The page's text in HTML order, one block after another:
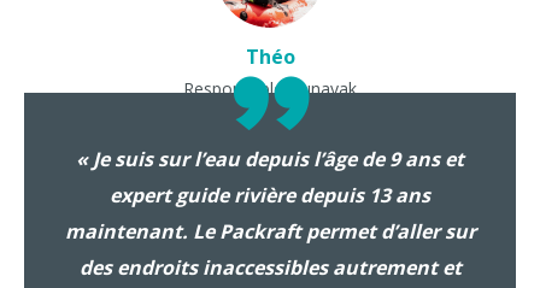
Théo
Responsable Nunayak
« Je suis sur l’eau depuis l’âge de 9 ans et
expert guide rivière depuis 13 ans
maintenant. Le Packraft permet d’aller sur
des endroits inaccessibles autrement et